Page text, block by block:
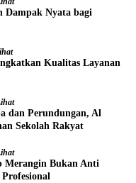
Dampak Nyata bagi
Kualitas Layanan
dan Perundungan, Al
Sekolah Rakyat
Merangin Bukan Anti